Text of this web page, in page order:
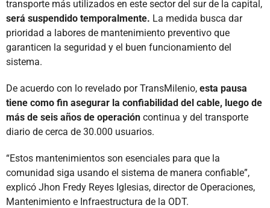
transporte más utilizados en este sector del sur de la capital,
será suspendido temporalmente. La medida busca dar
prioridad a labores de mantenimiento preventivo que
garanticen la seguridad y el buen funcionamiento del
sistema.
De acuerdo con lo revelado por TransMilenio, esta pausa
tiene como fin asegurar la confiabilidad del cable, luego de
más de seis años de operación continua y del transporte
diario de cerca de 30.000 usuarios.
“Estos mantenimientos son esenciales para que la
comunidad siga usando el sistema de manera confiable”,
explicó Jhon Fredy Reyes Iglesias, director de Operaciones,
Mantenimiento e Infraestructura de la ODT.